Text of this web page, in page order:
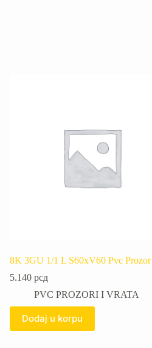
8K 3GU 1/1 L S60xV60 Pvc Prozor
5.140 рсд
PVC PROZORI I VRATA
Dodaj u korpu